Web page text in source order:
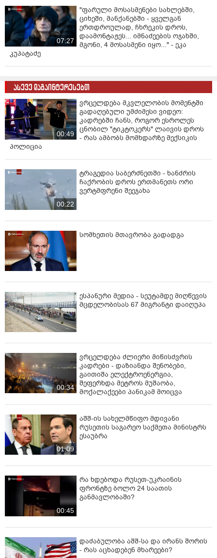
07:27
"ფარული მოსასმენები სახლებში,
ციხეში, მანქანებში - ყველგან
ერთდროულად, ჩხრეკის დროს,
დაამონტაჟეს... იმნაძეების ოჯახში,
მგონი, 4 მოსასმენი იყო..." - ეკა
კუპატაძე
ასევე დაგაინტერესებთ
00:49
ვრცელდება მკვლელობის მომენტში
გადაღებული უმძიმესი ვიდეო:
კადრებში ჩანს, როგორ ესროლეს
ცნობილ "ტიკტოკერს" ლაივის დროს
- რას ამბობს მომხდარზე მექსიკის
პოლიცია
00:22
ტრაგედია საბერძნეთში - ხანძრის
ჩაქრობის დროს ერთმანეთს ორი
ვერტმფრენი შეეჯახა
სომხეთის მთავრობა გადადგა
ესპანური მედია - სეუტამდე მიღწევის
მცდელობისას 67 მიგრანტი დაიღუპა
00:34
ვრცელდება ძლიერი მიწისძვრის
კადრები - დაზიანდა შენობები,
გაითიშა ელექტროენერგია,
შეფერხდა მეტროს მუშაობა,
მოქალაქეები პანიკამ მოიცვა
01:09
აშშ-ის სახელმწიფო მდივანი
რუსეთის საგარეო საქმეთა მინისტრს
ესაუბრა
00:45
რა ხდებოდა რუსეთ-უკრაინის
ფრონტზე ბოლო 24 საათის
განმავლობაში?
დაძაბულობა აშშ-სა და ირანს შორის
- რას აცხადებენ მხარეები?